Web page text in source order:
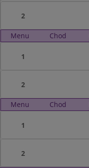
2
Menu Chod
1
2
Menu Chod
1
2